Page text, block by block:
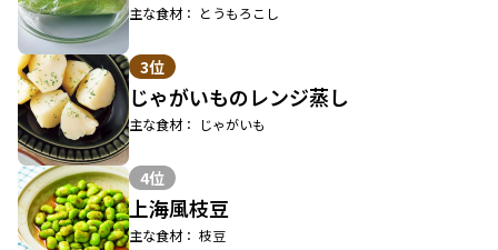
主な食材： とうもろこし
3位
じゃがいものレンジ蒸し
主な食材： じゃがいも
4位
上海風枝豆
主な食材： 枝豆